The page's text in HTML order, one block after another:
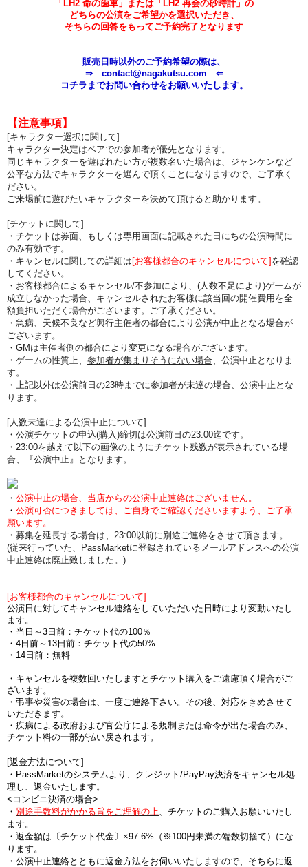
「LH2 命の歯車」または「LH2 再会の砂時計」の
どちらの公演をご希望かを選択いただき、
そちらの回答をもってご予約完了となります
販売日時以外のご予約希望の際は、
⇒ contact@nagakutsu.com ⇐
コチラまでお問い合わせをお願いいたします。
【注意事項】
[キャラクター選択に関して]
キャラクター決定はペアでの参加者が優先となります。
同じキャラクターを遊ばれたい方が複数名いた場合は、ジャンケンなど
公平な方法でキャラクターを選んで頂くことになりますので、ご了承く
ださい。
ご来場前に遊びたいキャラクターを決めて頂けると助かります。
[チケットに関して]
・チケットは券面、もしくは専用画面に記載された日にちの公演時間に
のみ有効です。
・キャンセルに関しての詳細は [お客様都合のキャンセルについて] を確認
してください。
・お客様都合によるキャンセル/不参加により、(人数不足により)ゲームが
成立しなかった場合、 キャンセルされたお客様に該当回の開催費用を全
額負担いただく場合がございます。ご了承ください。
・急病、天候不良など興行主催者の都合により公演が中止となる場合が
ございます。
・GMは主催者側の都合により変更になる場合がございます。
・ゲームの性質上、 参加者が集まりそうにない場合、公演中止となりま
す。
・上記以外は公演前日の23時までに参加者が未達の場合、公演中止とな
ります。
[人数未達による公演中止について]
・公演チケットの申込(購入)締切は公演前日の23:00迄です。
・23:00を越えて以下の画像のようにチケット残数が表示されている場
合、『公演中止』となります。
・ 公演中止の場合、当店からの公演中止連絡はございません。
・ 公演可否につきましては、ご自身でご確認くださいますよう、ご了承
願います。
・募集を延長する場合は、23:00以前に別途ご連絡をさせて頂きます。
(従来行っていた、PassMarketに登録されているメールアドレスへの公演
中止連絡は廃止致しました。)
[お客様都合のキャンセルについて]
公演日に対してキャンセル連絡をしていただいた日時により変動いたし
ます。
・当日～3日前：チケット代の100％
・4日前～13日前：チケット代の50%
・14日前：無料
・キャンセルを複数回いたしますとチケット購入をご遠慮頂く場合がご
ざいます。
・弔事や災害の場合は、一度ご連絡下さい。その後、対応をきめさせて
いただきます。
・疾病による政府および官公庁による規制または命令が出た場合のみ、
チケット料の一部が払い戻されます。
[返金方法について]
・PassMarketのシステムより、クレジット/PayPay決済をキャンセル処
理し、返金いたします。
<コンビニ決済の場合>
・ 別途手数料がかかる旨をご理解の上、チケットのご購入お願いいたし
ます。
・ 返金額は〔チケット代金〕×97.6%（※100円未満の端数切捨て ）にな
ります。
・公演中止連絡とともに返金方法をお伺いいたしますので、そちらに返